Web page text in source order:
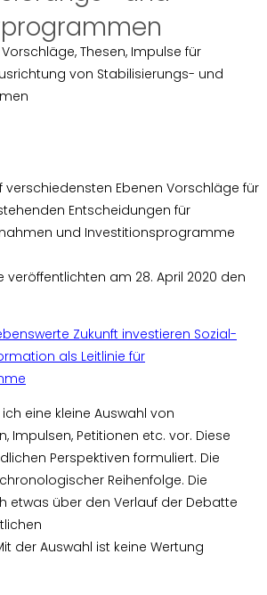
Thesen, Impulse für
von Stabilisierungs- und
verschiedensten Ebenen Vorschläge für
Entscheidungen für
und Investitionsprogramme
veröffentlichten am 28. April 2020 den
Zukunft investieren Sozial-
als Leitlinie für
eine kleine Auswahl von
Impulsen, Petitionen etc. vor. Diese
Perspektiven formuliert. Die
Reihenfolge. Die
etwas über den Verlauf der Debatte
der Auswahl ist keine Wertung